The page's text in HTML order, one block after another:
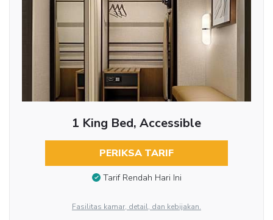
1 King Bed, Accessible
PERIKSA TARIF
Tarif Rendah Hari Ini
Fasilitas kamar, detail, dan kebijakan.